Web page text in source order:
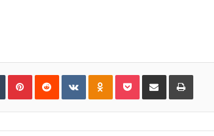
Tumblr Pinterest Reddit VKontakte Odnoklassniki Pocket Share via Email Print